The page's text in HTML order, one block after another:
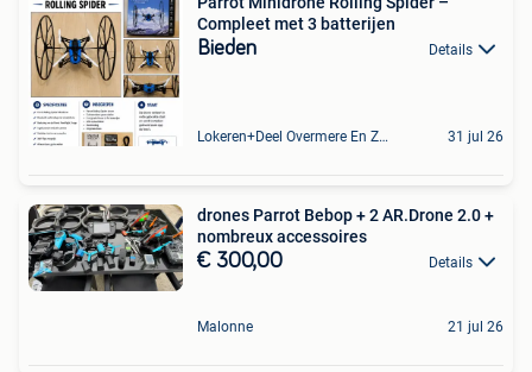
Compleet met 3 batterijen
Bieden Details
Lokeren+Deel Overmere En Zele 31 jul 26
drones Parrot Bebop + 2 AR.Drone 2.0 +
nombreux accessoires
€ 300,00 Details
Malonne 21 jul 26